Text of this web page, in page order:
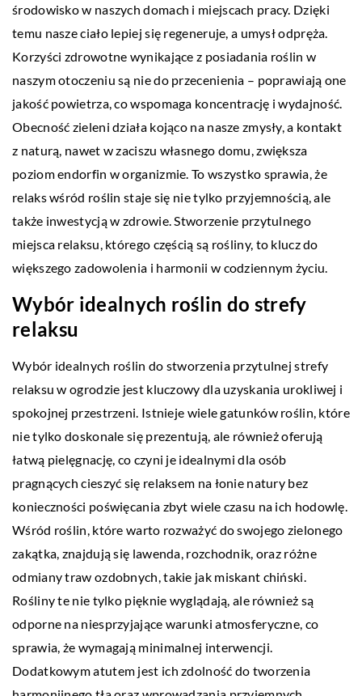
środowisko w naszych domach i miejscach pracy. Dzięki
temu nasze ciało lepiej się regeneruje, a umysł odpręża.
Korzyści zdrowotne wynikające z posiadania roślin w
naszym otoczeniu są nie do przecenienia – poprawiają one
jakość powietrza, co wspomaga koncentrację i wydajność.
Obecność zieleni działa kojąco na nasze zmysły, a kontakt
z naturą, nawet w zaciszu własnego domu, zwiększa
poziom endorfin w organizmie. To wszystko sprawia, że
relaks wśród roślin staje się nie tylko przyjemnością, ale
także inwestycją w zdrowie. Stworzenie przytulnego
miejsca relaksu, którego częścią są rośliny, to klucz do
większego zadowolenia i harmonii w codziennym życiu.
Wybór idealnych roślin do strefy
relaksu
Wybór idealnych roślin do stworzenia przytulnej strefy
relaksu w ogrodzie jest kluczowy dla uzyskania urokliwej i
spokojnej przestrzeni. Istnieje wiele gatunków roślin, które
nie tylko doskonale się prezentują, ale również oferują
łatwą pielęgnację, co czyni je idealnymi dla osób
pragnących cieszyć się relaksem na łonie natury bez
konieczności poświęcania zbyt wiele czasu na ich hodowlę.
Wśród roślin, które warto rozważyć do swojego zielonego
zakątka, znajdują się lawenda, rozchodnik, oraz różne
odmiany traw ozdobnych, takie jak miskant chiński.
Rośliny te nie tylko pięknie wyglądają, ale również są
odporne na niesprzyjające warunki atmosferyczne, co
sprawia, że wymagają minimalnej interwencji.
Dodatkowym atutem jest ich zdolność do tworzenia